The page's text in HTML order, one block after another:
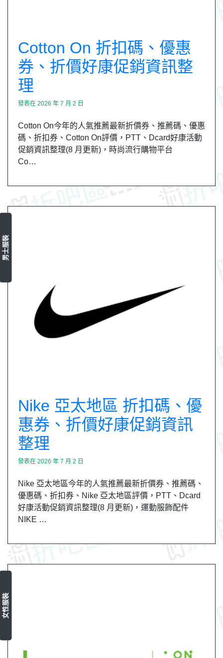
Cotton On 折扣碼、優惠
券、折價好康促銷資訊整
理
發表在 2026 年 7 月 2 日
Cotton On今年的人氣推薦最新折價券、推薦碼、優惠
碼、折扣券、Cotton On評價，PTT、Dcard好康活動
促銷資訊整理(8 月更新)，時尚流行購物平台
Co…
男士服裝
Nike 亞太地區 折扣碼、優
惠券、折價好康促銷資訊
整理
發表在 2026 年 7 月 2 日
Nike 亞太地區今年的人氣推薦最新折價券、推薦碼、
優惠碼、折扣券、Nike 亞太地區評價，PTT、Dcard
好康活動促銷資訊整理(8 月更新)，運動服飾配件
NIKE …
女性服裝